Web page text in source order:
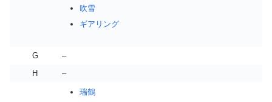
吹雪
ギアリング
G
–
H
–
瑞鶴